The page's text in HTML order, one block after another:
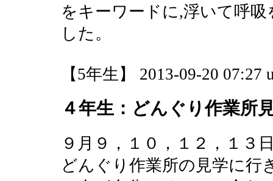
をキーワードに,浮いて呼
した。
【5年生】 2013-09-20 07:27
４年生：どんぐり作業所
９月９，１０，１２，１３
どんぐり作業所の見学に行